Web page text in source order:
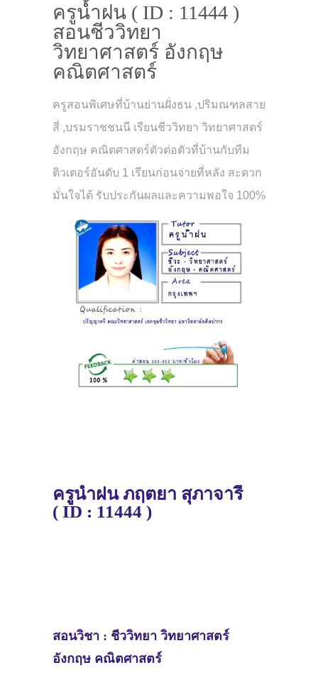
ครูน้ำฝน ( ID : 11444 )
สอนชีววิทยา
วิทยาศาสตร์ อังกฤษ
คณิตศาสตร์
ครูสอนพิเศษที่บ้านย่านฝั่งธน ,ปริมณฑลสาย
สี่ ,บรมราชชนนี เรียนชีววิทยา วิทยาศาสตร์
อังกฤษ คณิตศาสตร์ตัวต่อตัวที่บ้านกับทีม
ติวเตอร์อันดับ 1 เรียนก่อนจ่ายที่หลัง สะดวก
มั่นใจได้ รับประกันผลและความพอใจ 100%
ครูน้ำฝน ภฤตยา สุภาจารี
( ID : 11444 )
สอนวิชา : ชีววิทยา วิทยาศาสตร์
อังกฤษ คณิตศาสตร์